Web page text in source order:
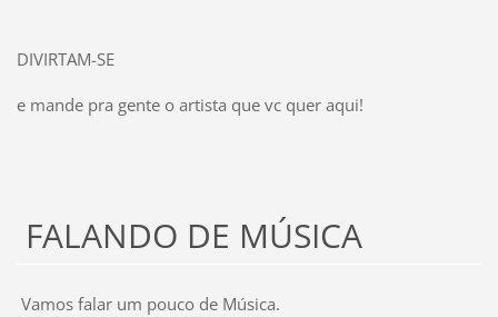
DIVIRTAM-SE
e mande pra gente o artista que vc quer aqui!
FALANDO DE MÚSICA
Vamos falar um pouco de Música.